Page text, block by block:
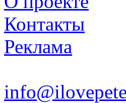
Контакты
Реклама